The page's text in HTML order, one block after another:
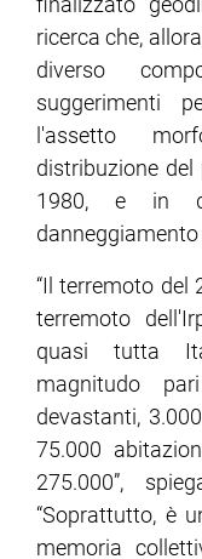
ricerca che,
diverso
suggerimenti
l'assetto
distribuzione del
1980, e in
“Il terremoto del
terremoto
quasi tutta
magnitudo
devastanti,
75.000
275.000”,
“Soprattutto, è
memoria